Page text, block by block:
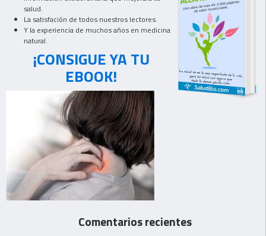
salud.
La satisfación de todos nuestros lectores.
Y la experiencia de muchos años en medicina
natural.
¡CONSIGUE YA TU
EBOOK!
Comentarios recientes